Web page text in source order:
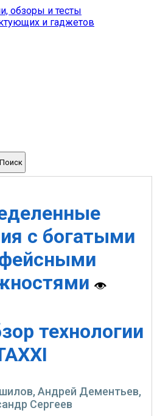
Поиск
с богатыми
технологии
Андрей Дементьев,
Сергеев